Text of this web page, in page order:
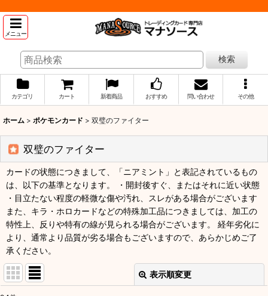
メニュー
検索
カテゴリ カート 新着商品 おすすめ 問い合わせ その他
ホーム > ポケモンカード > 双璧のファイター
双璧のファイター
カードの状態につきまして、「ニアミント」と表記されているもの
は、以下の基準となります。 ・開封後すぐ、またはそれに近い状態
・目立たない程度の軽微な傷や汚れ、スレがある場合がございます
また、キラ・ホロカードなどの特殊加工品につきましては、加工の
特性上、反りや特有の線が見られる場合がございます。 経年劣化に
より、通常より品質が劣る場合もございますので、あらかじめご了
承ください。
表示順変更